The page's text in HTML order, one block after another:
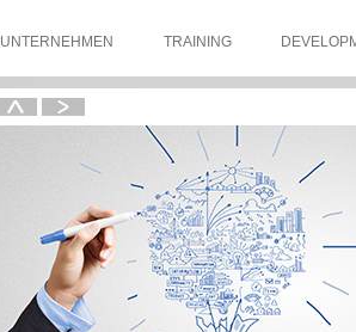
UNTERNEHMEN TRAINING